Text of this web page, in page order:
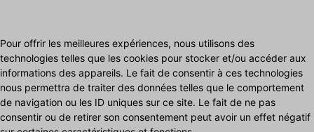
Pour offrir les meilleures expériences, nous utilisons des
technologies telles que les cookies pour stocker et/ou accéder aux
informations des appareils. Le fait de consentir à ces technologies
nous permettra de traiter des données telles que le comportement
de navigation ou les ID uniques sur ce site. Le fait de ne pas
consentir ou de retirer son consentement peut avoir un effet négatif